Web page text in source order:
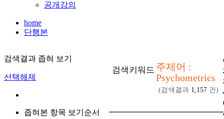
공개강의
home
단행본
검색결과 좁혀 보기
선택해제
좁혀본 항목 보기순서
검색키워드 주제어 :
Psychometrics
(검색결과 1,157 건)